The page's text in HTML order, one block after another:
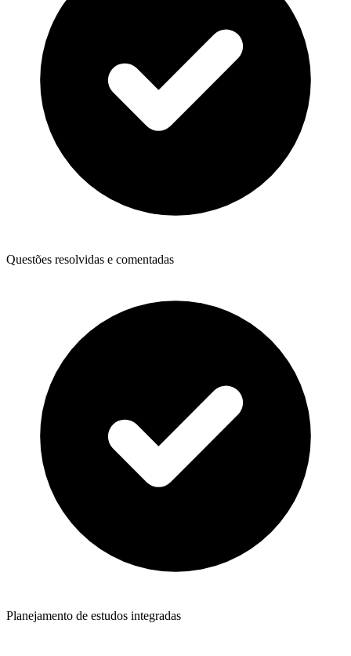
Questões resolvidas e comentadas
Planejamento de estudos integradas